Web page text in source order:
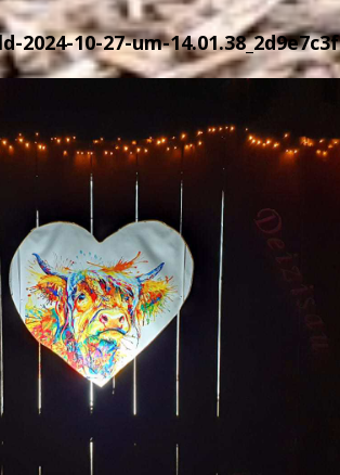
2024-10-27-um-14.01.38_2d9e7c3f